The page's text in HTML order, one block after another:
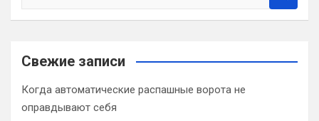
a
c
Свежие записи
Когда автоматические распашные ворота не
оправдывают себя